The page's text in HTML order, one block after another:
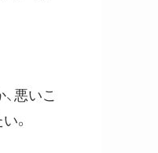
悪いこ
。